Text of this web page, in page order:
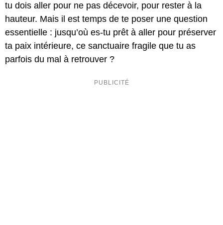
tu dois aller pour ne pas décevoir, pour rester à la
hauteur. Mais il est temps de te poser une question
essentielle : jusqu’où es-tu prêt à aller pour préserver
ta paix intérieure, ce sanctuaire fragile que tu as
parfois du mal à retrouver ?